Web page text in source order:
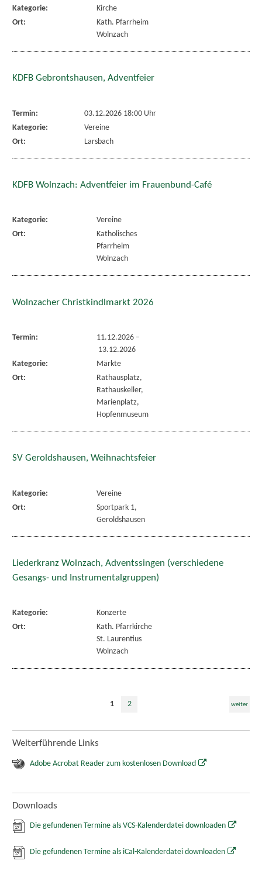
Kategorie:
Kirche
Ort:
Kath. Pfarrheim
Wolnzach
KDFB Gebrontshausen, Adventfeier
Termin:
03.12.2026 18:00 Uhr
Kategorie:
Vereine
Ort:
Larsbach
KDFB Wolnzach: Adventfeier im Frauenbund-Café
Kategorie:
Vereine
Ort:
Katholisches
Pfarrheim
Wolnzach
Wolnzacher Christkindlmarkt 2026
Termin: 11.12.2026–
13.12.2026
Kategorie:
Märkte
Ort:
Rathausplatz,
Rathauskeller,
Marienplatz,
Hopfenmuseum
SV Geroldshausen, Weihnachtsfeier
Kategorie:
Vereine
Ort:
Sportpark 1,
Geroldshausen
Liederkranz Wolnzach, Adventssingen (verschiedene
Gesangs- und Instrumentalgruppen)
Kategorie:
Konzerte
Ort:
Kath. Pfarrkirche
St. Laurentius
Wolnzach
1 2 weiter
Weiterführende Links
Adobe Acrobat Reader zum kostenlosen Download
Downloads
Die gefundenen Termine als VCS-Kalenderdatei downloaden
Die gefundenen Termine als iCal-Kalenderdatei downloaden